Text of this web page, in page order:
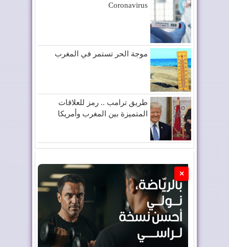
Coronavirus
موجة الحر تستمر في المغرب
طريق ترامب .. رمز للعلاقات
المتميزة بين المغرب وأمريكا
×